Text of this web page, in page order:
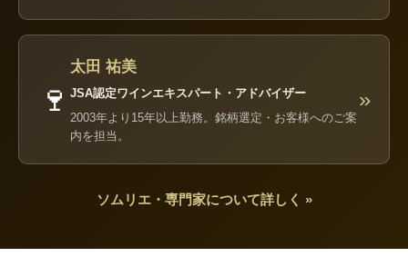
🍷
太田 祐美
JSA認定ワインエキスパート・アドバイザー
2003年より15年以上勤務。銘柄選定・お客様へのご案
内を担当。
»
ソムリエ・専門家について詳しく »